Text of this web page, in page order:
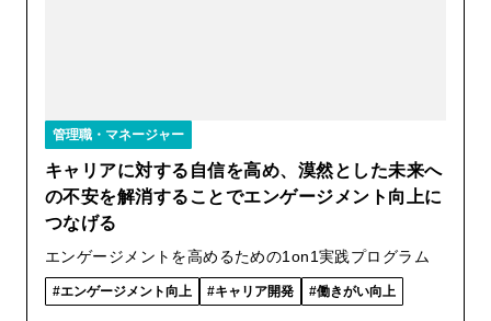
管理職・マネージャー
キャリアに対する自信を高め、漠然とした未来へ
の不安を解消することでエンゲージメント向上に
つなげる
エンゲージメントを高めるための1on1実践プログラム
エンゲージメント向上 キャリア開発 働きがい向上